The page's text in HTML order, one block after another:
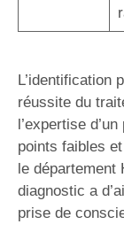
L’identification
réussite du
l’expertise
points faibles
le département
diagnostic a
prise de